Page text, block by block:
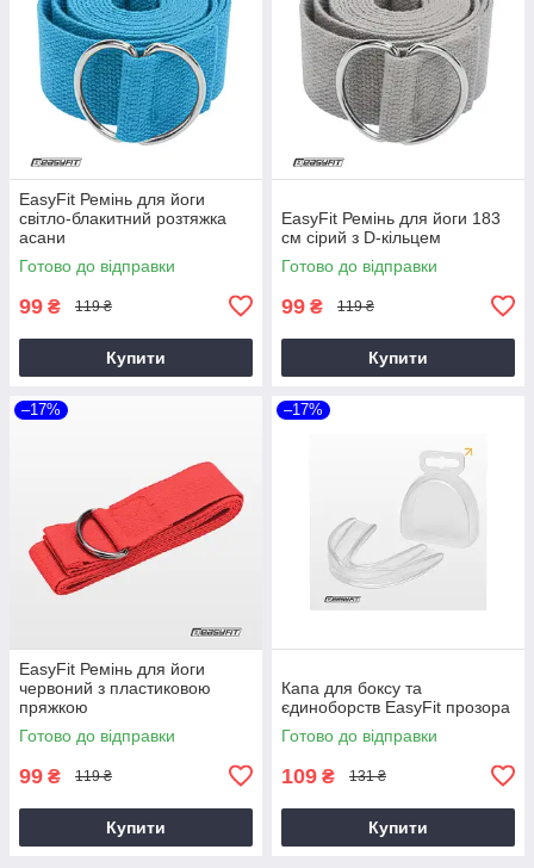
EasyFit Ремінь для йоги
світло-блакитний розтяжка
асани
Готово до відправки
99 ₴ 119 ₴
Купити
EasyFit Ремінь для йоги 183
см сірий з D-кільцем
Готово до відправки
99 ₴ 119 ₴
Купити
–17%
EasyFit Ремінь для йоги
червоний з пластиковою
пряжкою
Готово до відправки
99 ₴ 119 ₴
Купити
–17%
Капа для боксу та
єдиноборств EasyFit прозора
Готово до відправки
109 ₴ 131 ₴
Купити